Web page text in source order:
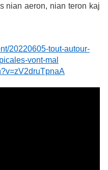
nian aeron, nian teron kaj
20220605-tout-autour-
vont-mal